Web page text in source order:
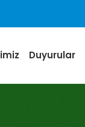
Duyurular